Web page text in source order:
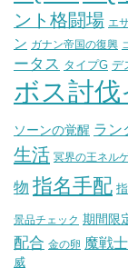
ント格闘場 エ
ン ガナン帝国の復興
ータス タイプG デ
ボス討伐
ソーンの覚醒 ラン
生活 冥界の王ネル
物 指名手配
景品チェック 期間限
配合 金の卵 魔戦
威